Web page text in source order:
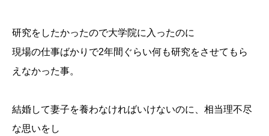
研究をしたかったので大学院に入ったのに
現場の仕事ばかりで2年間ぐらい何も研究をさせてもら
えなかった事。
結婚して妻子を養わなければいけないのに、相当理不尽
な思いをし